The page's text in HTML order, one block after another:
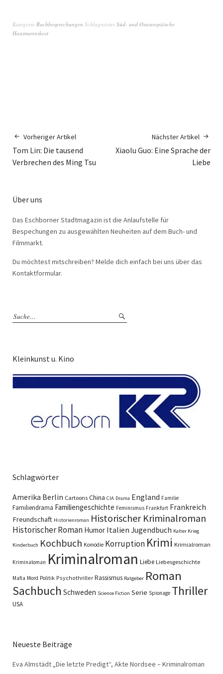
Kategorie Buchbesprechungen SchlagwörterSüd- und Osteuropäische
Hausmannskost
Vorheriger Artikel
Tom Lin: Die tausend
Verbrechen des Ming Tsu
Nächster Artikel
Xiaolu Guo: Eine Sprache der
Liebe
Über uns
Das Eschborner Stadtmagazin ist die Anlaufstelle für
Bespechungen zu ausgewählten Neuheiten auf dem Buch- und
Filmmarkt.
Du möchtest mitschreiben? Melde dich einfach bei uns über das
Kontaktformular.
Kleinkunst u. Kino
Schlagwörter
Amerika Berlin Cartoons China CIA Drama England Familie
Familiendrama Familiengeschichte Feminismus Frankfurt Frankreich
Freundschaft Historienroman Historischer Kriminalroman
Historischer Roman Humor Italien Jugendbuch Kalter Krieg
Kinderbuch Kochbuch Komödie Korruption Krimi Krimialroman
Kriminaloman Kriminalroman Liebe Liebesgeschichte
Mafia Mord Politik Psychothriller Rassismus Ratgeber Roman
Sachbuch Schweden Science Fiction Serie Spionage Thriller
USA
Neueste Beiträge
Eva Almstädt „Die letzte Predigt“, Akte Nordsee – Kriminalroman